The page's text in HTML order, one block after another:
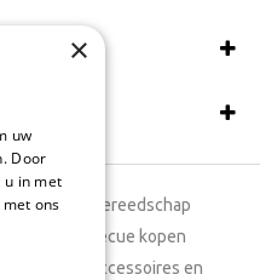
ook:
Tuingereedschap
Barbecue kopen
Woonaccessoires en
×
uw
Door
u in met
ons